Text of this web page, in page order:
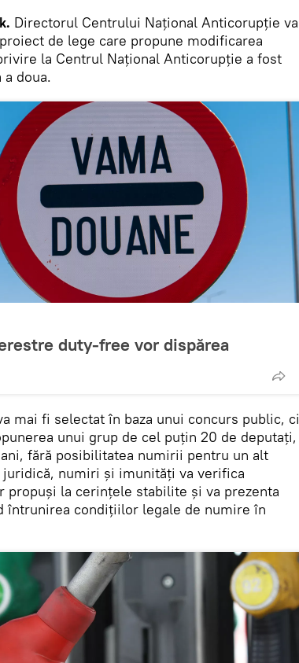
Directorul Centrului Național Anticorupție va
de lege care propune modificarea
la Centrul Național Anticorupție a fost
doua.
duty-free vor dispărea
mai fi selectat în baza unui concurs public, ci
unui grup de cel puțin 20 de deputați,
fără posibilitatea numirii pentru un alt
juridică, numiri și imunități va verifica
propuși la cerințele stabilite și va prezenta
întrunirea condițiilor legale de numire în